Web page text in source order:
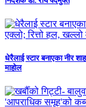
धेरैलाई स्टार बनाएका नीर
माहोल